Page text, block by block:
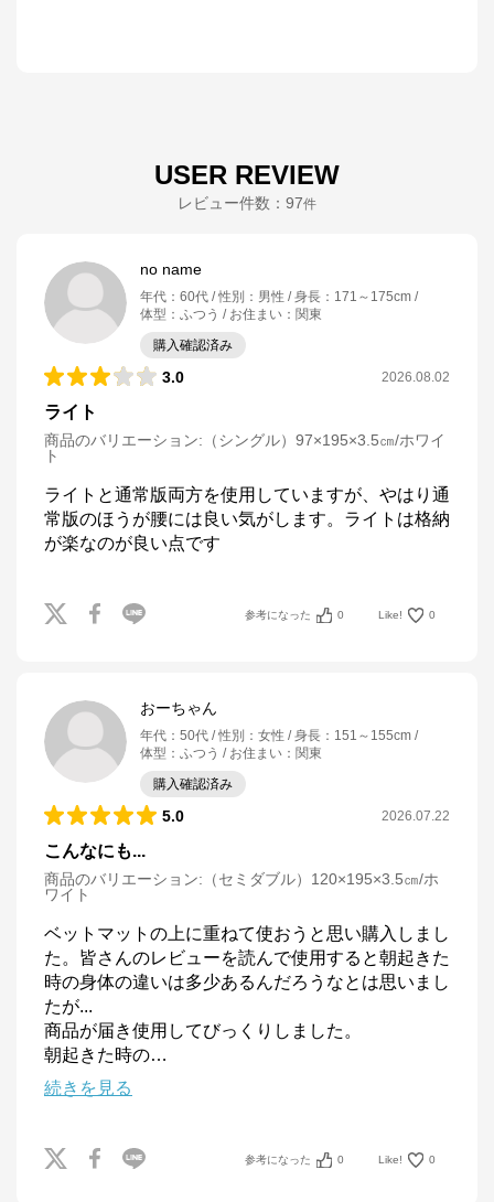
USER REVIEW
レビュー件数： 97件
no name
年代 ： 60代 性別 ： 男性 身長 ： 171～175cm
体型 ： ふつう お住まい ： 関東
購入確認済み
3.0 2026.08.02
ライト
商品のバリエーション: （シングル）97×195×3.5㎝/ホワイ
ト
ライトと通常版両方を使用していますが、やはり通
常版のほうが腰には良い気がします。ライトは格納
が楽なのが良い点です
参考になった 0 Like! 0
おーちゃん
年代 ： 50代 性別 ： 女性 身長 ： 151～155cm
体型 ： ふつう お住まい ： 関東
購入確認済み
5.0 2026.07.22
こんなにも...
商品のバリエーション: （セミダブル）120×195×3.5㎝/ホ
ワイト
ベットマットの上に重ねて使おうと思い購入しまし
た。皆さんのレビューを読んで使用すると朝起きた
時の身体の違いは多少あるんだろうなとは思いまし
たが...
商品が届き使用してびっくりしました。
朝起きた時の…
続きを見る
参考になった 0 Like! 0